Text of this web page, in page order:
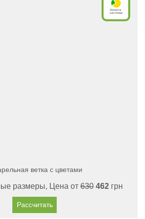
ветка с цветами
размеры, Цена от630 462грн
Рассчитать